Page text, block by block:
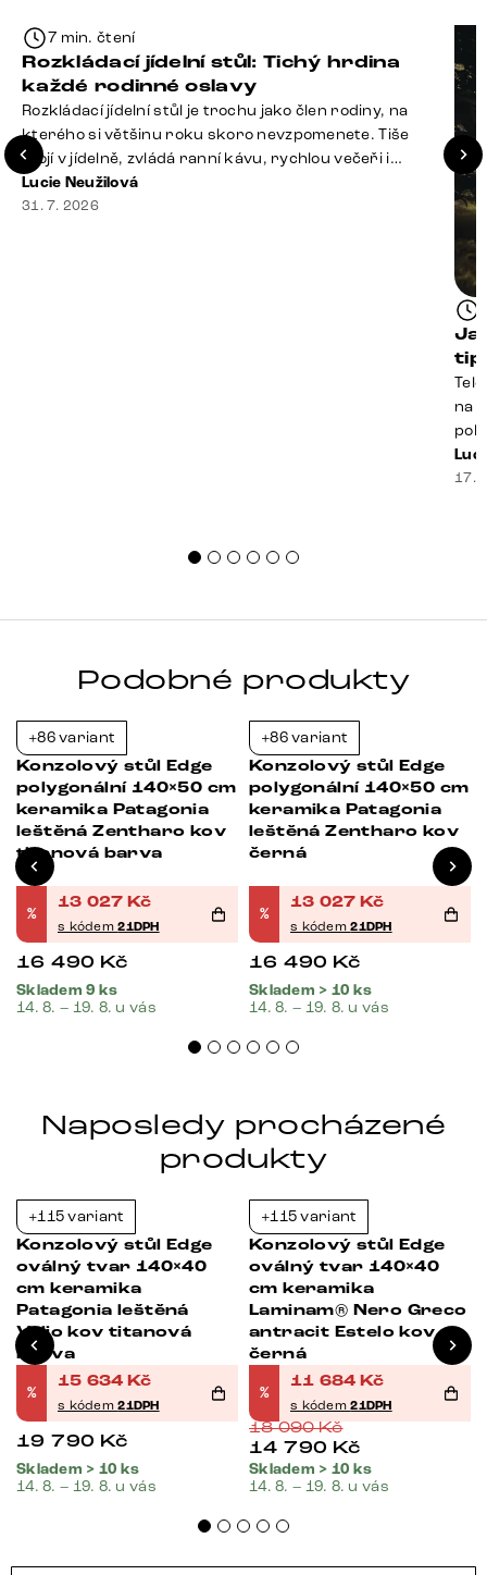
7 min. čtení
Rozkládací jídelní stůl: Tichý hrdina
každé rodinné oslavy
Rozkládací jídelní stůl je trochu jako člen rodiny, na
kterého si většinu roku skoro nevzpomenete. Tiše
stojí v jídelně, zvládá ranní kávu, rychlou večeři i
hromadu dopisů, které je potřeba „někdy vyřídit“. Pak
ale přijdou Vánoce, narozeniny nebo zpráva: „Stavíme
Lucie Neužilová
31. 7. 2026
na
17.
Podobné produkty
+86 variant
Konzolový stůl Edge
polygonální 140×50 cm
keramika Patagonia
leštěná Zentharo kov
titanová barva
%
13 027 Kč
s kódem21DPH
16 490 Kč
Skladem 9 ks
14. 8. – 19. 8. u vás
+86 variant
Konzolový stůl Edge
polygonální 140×50 cm
keramika Patagonia
leštěná Zentharo kov
černá
%
13 027 Kč
s kódem21DPH
16 490 Kč
Skladem > 10 ks
14. 8. – 19. 8. u vás
Naposledy procházené
produkty
+115 variant
Konzolový stůl Edge
oválný tvar 140×40
cm keramika
Patagonia leštěná
Velio kov titanová
barva
%
15 634 Kč
s kódem21DPH
19 790 Kč
Skladem > 10 ks
14. 8. – 19. 8. u vás
+115 variant
Konzolový stůl Edge
oválný tvar 140×40
cm keramika
Laminam® Nero Greco
antracit Estelo kov
černá
%
11 684 Kč
s kódem21DPH
18 090Kč
14 790 Kč
Skladem > 10 ks
14. 8. – 19. 8. u vás